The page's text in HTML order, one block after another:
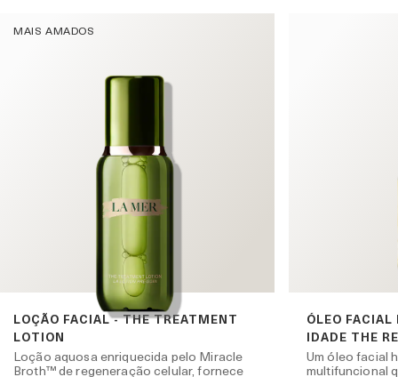
MAIS AMADOS
LOÇÃO FACIAL - THE TREATMENT
LOTION
Loção aquosa enriquecida pelo Miracle
Broth™ de regeneração celular, fornece
ÓLEO
IDADE THE
Um óleo facial
multifuncional